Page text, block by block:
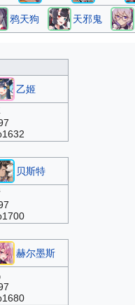
鸦天狗 天邪鬼
乙姬
贝斯特
赫尔墨斯